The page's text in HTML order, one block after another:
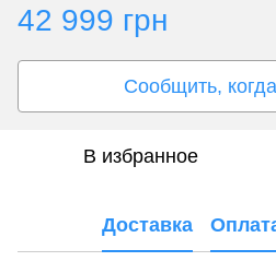
42 999 грн
Сообщить,
В избранное
Доставка